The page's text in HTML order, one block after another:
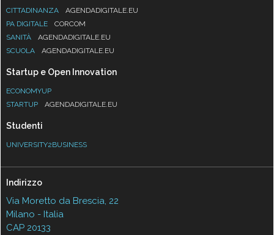
CITTADINANZA
AGENDADIGITALE.EU
PA DIGITALE
CORCOM
SANITÀ
AGENDADIGITALE.EU
SCUOLA
AGENDADIGITALE.EU
Startup e Open Innovation
ECONOMYUP
STARTUP
AGENDADIGITALE.EU
Studenti
UNIVERSITY2BUSINESS
Indirizzo
Via Moretto da Brescia, 22
Milano - Italia
CAP 20133